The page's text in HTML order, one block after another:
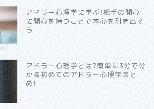
アドラー心理学に学ぶ!相手の関心
に関心を持つことで本心を引き出そ
う
アドラー心理学とは?簡単に3分で分
かる初めてのアドラー心理学まと
め!